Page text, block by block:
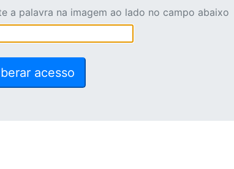
a palavra na imagem ao lado no campo abaixo